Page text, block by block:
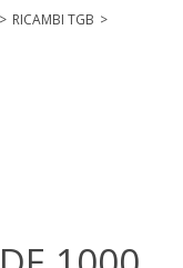
> RICAMBI TGB >